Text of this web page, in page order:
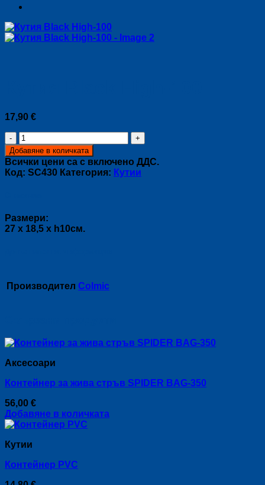
17,90 €
количество
за
Кутия
Black
High-
Добавяне в количката
Всички цени са с включено ДДС.
Код: SC430 Категория: Кутии
Размери:
27 х 18,5 х h10см.
Производител Colmic
Аксесоари
Контейнер за жива стръв SPIDER BAG-350
56,00 €
Добавяне в количката
Кутии
Контейнер PVC